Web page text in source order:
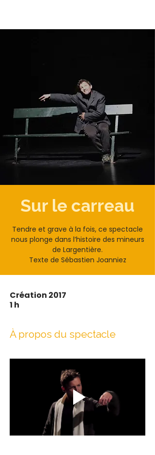
Sur le carreau
Tendre et grave à la fois, ce spectacle
nous plonge dans l’histoire des mineurs
de Largentière.
Texte de Sébastien Joanniez
Création 2017
1 h
À propos du spectacle